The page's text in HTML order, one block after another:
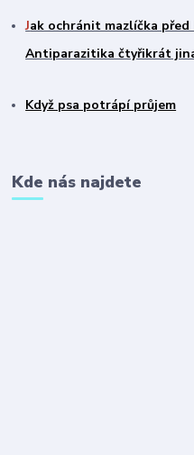
Jak ochránit mazlíčka
Antiparazitika čtyřikrát
Když psa potrápí průjem
Kde nás najdete